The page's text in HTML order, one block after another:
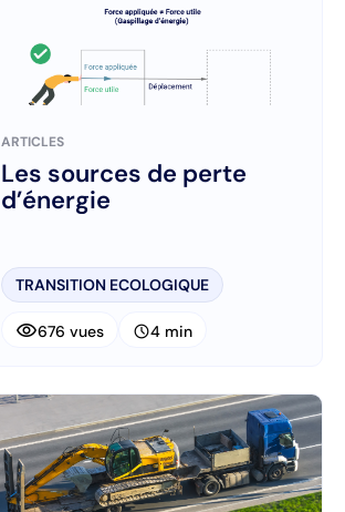
ARTICLES
Les sources de perte
d’énergie
TRANSITION ECOLOGIQUE
visibility676 vues schedule4 min